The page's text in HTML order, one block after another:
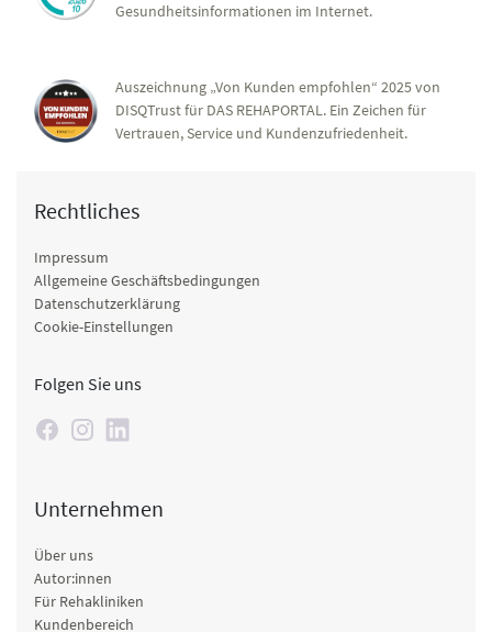
Gesundheitsinformationen im Internet.
Auszeichnung „Von Kunden empfohlen“ 2025 von
DISQTrust für DAS REHAPORTAL. Ein Zeichen für
Vertrauen, Service und Kundenzufriedenheit.
Rechtliches
Impressum
Allgemeine Geschäftsbedingungen
Datenschutzerklärung
Cookie-Einstellungen
Folgen Sie uns
Unternehmen
Über uns
Autor:innen
Für Rehakliniken
Kundenbereich